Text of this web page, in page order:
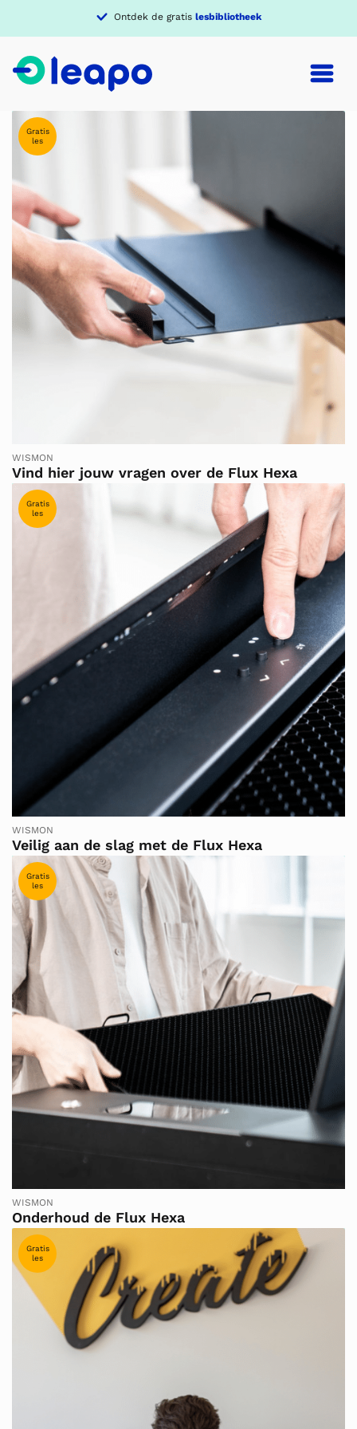
Verdiep je in eenthema
Gratis
les
WISMON
Vind hier jouw vragen over de Flux Hexa
Gratis
les
WISMON
Veilig aan de slag met de Flux Hexa
Gratis
les
WISMON
Onderhoud de Flux Hexa
Gratis
les